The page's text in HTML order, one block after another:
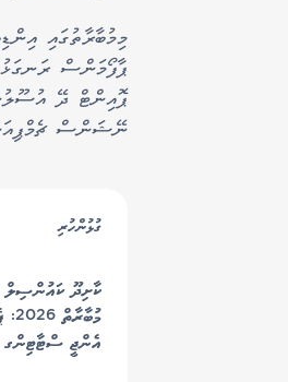
މިމުބާރާތުގައި
ޕާފޯމަންސް
ޕޮއިންޓް ދޭ
ނޭޝަންސް
ގުޅުންހުރި
ކާށިދޫ ކައުންސިލް
އެންޖީ ސްޓާޓިންގ